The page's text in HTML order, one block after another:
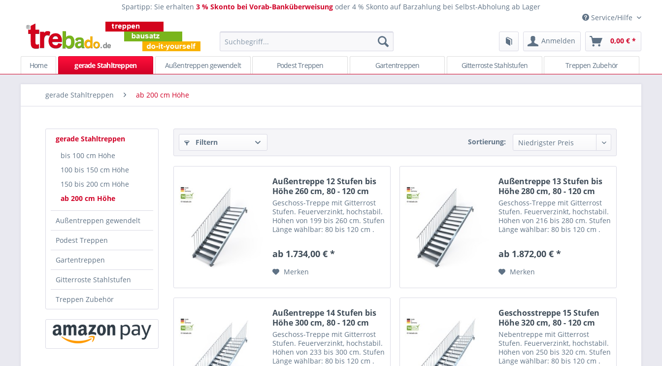
Spartipp: Sie erhalten 3 % Skonto bei Vorab-Banküberweisung oder 4 % Skonto auf Barzahlung bei Selbst-Abholung ab Lager
Service/Hilfe
Anmelden 0,00 € *
Home gerade Stahltreppen Außentreppen gewendelt Podest Treppen Gartentreppen Gitterroste Stahlstufen Treppen Zubehör
gerade Stahltreppen ab 200 cm Höhe
gerade Stahltreppen
bis 100 cm Höhe
100 bis 150 cm Höhe
150 bis 200 cm Höhe
ab 200 cm Höhe
Außentreppen gewendelt
Podest Treppen
Gartentreppen
Gitterroste Stahlstufen
Treppen Zubehör
Filtern Sortierung:
Außentreppe 12 Stufen bis
Höhe 260 cm, 80 - 120 cm
Geschoss-Treppe mit Gitterrost
Stufen. Feuerverzinkt, hochstabil.
Höhen von 199 bis 260 cm. Stufen
Länge wählbar: 80 bis 120 cm .
Wahl. Trittsicher mit nutzbarer...
ab 1.734,00 € *
Merken
Außentreppe 13 Stufen bis
Höhe 280 cm, 80 - 120 cm
Geschoss-Treppe mit Gitterrost
Stufen. Feuerverzinkt, hochstabil.
Höhen von 216 bis 280 cm. Stufen
Länge wählbar: 80 bis 120 cm .
Wahl. Trittsicher mit nutzbarer...
ab 1.872,00 € *
Merken
Außentreppe 14 Stufen bis
Höhe 300 cm, 80 - 120 cm
Geschoss-Treppe mit Gitterrost
Stufen. Feuerverzinkt, hochstabil.
Höhen von 233 bis 300 cm. Stufen
Länge wählbar: 80 bis 120 cm .
Geschosstreppe 15 Stufen
Höhe 320 cm, 80 - 120 cm
Nebentreppe mit Gitterrost
Stufen. Feuerverzinkt, hochstabil.
Höhen von 250 bis 320 cm. Stufen
Länge wählbar: 80 bis 120 cm .